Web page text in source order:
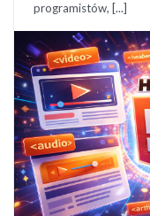
programistów, [...]